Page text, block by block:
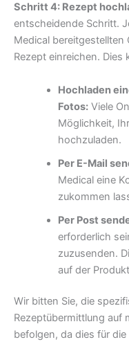
Schritt 4: Rezept
entscheidende Schritt.
Medical bereitgestellten
Rezept einreichen.
Hochladen
Fotos:Viele
Möglichkeit,
hochzuladen.
Per E-Mail
Medical eine
zukommen
Per Post
erforderlich
zuzusenden.
auf der
Wir bitten Sie, die
Rezeptübermittlung auf
befolgen, da dies für